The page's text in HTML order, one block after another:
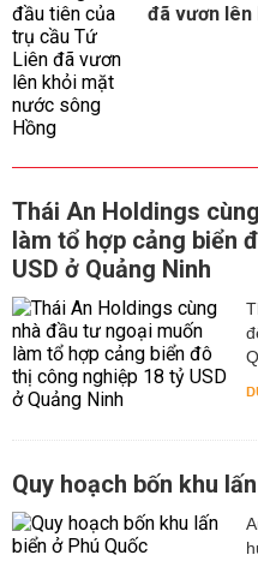
đã vươn lên
Thái An Holdings
làm tổ hợp cảng biển
USD ở Quảng Ninh
Quy hoạch bốn khu